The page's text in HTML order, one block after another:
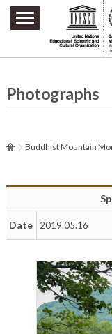
주요메뉴 바로가기
본문 바로가기
하단메뉴 바로가기
Photographs
Buddhist Mountain
Date 2019.05.16